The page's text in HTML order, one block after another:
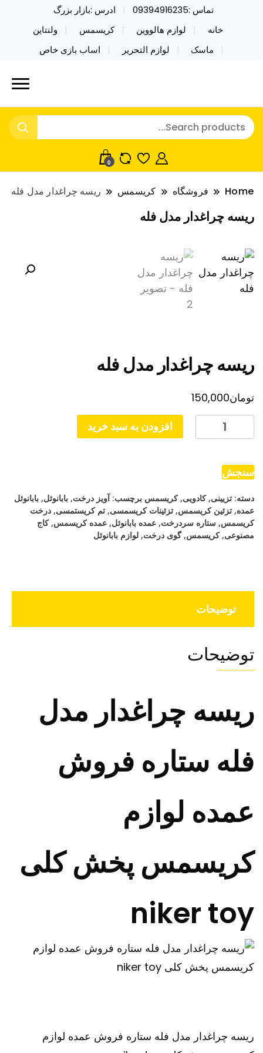
تماس :09394916235
ادرس :بازار بزرگ
خانه
لوازم هالووین کریسمس
ولنتاین
ماسک
لوازم التحریر اساب بازی خاص
نایکر توی فروش عمده لوازم هالووین
ولن تاین کادویی کریسمس اکسسوری
خرید محصولات خاص فیجت اسباب بازی تراول ماگ نایکر
توی فروش عمده لوازم هالووین ولن تاین کادویی
کریسمس اکسسوری ماسک در واردات مستقیم
0
Home فروشگاه کریسمس ریسه چراغدار مدل فله
ریسه چراغدار مدل فله
ریسه چراغدار مدل فله
تومان150,000
چراغدار
فله
افزودن به سبد خرید
سنجش
دسته: تزیینی,کادویی,کریسمس برچسب: آویز درخت, بابانوئل, بابانوئل
عمده, تزئین کریسمس, تزئینات کریسمسی, تم کریستمسی, درخت
کریسمس, ستاره سردرخت, عمده بابانوئل, عمده کریسمس,کاج
مصنوعی,کریسمس,گوی درخت, لوازم بابانوئل
توضیحات
توضیحات
ریسه چراغدار مدل
فله ستاره فروش
عمده لوازم
کریسمس پخش کلی
niker toy
ریسه چراغدار مدل فله ستاره فروش عمده لوازم